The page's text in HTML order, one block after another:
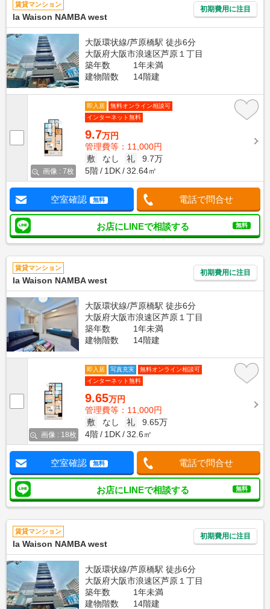
賃貸マンション
la Waison NAMBA west
初期費用に注目
大阪環状線/芦原橋駅 徒歩6分
大阪府大阪市浪速区芦原１丁目
築年数
1年未満
建物階数
14階建
画像 : 7枚
即入居
無料オンライン相談可
インターネット無料
9.7万円
管理費等：11,000円
敷
なし 礼
9.7万
5階
1DK 32.64㎡
空室確認 無料 電話で問合せ
お店にLINEで相談する 無料
賃貸マンション
la Waison NAMBA west
初期費用に注目
大阪環状線/芦原橋駅 徒歩6分
大阪府大阪市浪速区芦原１丁目
築年数
1年未満
建物階数
14階建
画像 : 18枚
即入居 写真充実
無料オンライン相談可
インターネット無料
9.65万円
管理費等：11,000円
敷
なし 礼
9.65万
4階
1DK 32.6㎡
空室確認 無料 電話で問合せ
お店にLINEで相談する 無料
賃貸マンション
la Waison NAMBA west
初期費用に注目
大阪環状線/芦原橋駅 徒歩6分
大阪府大阪市浪速区芦原１丁目
築年数
1年未満
建物階数
14階建